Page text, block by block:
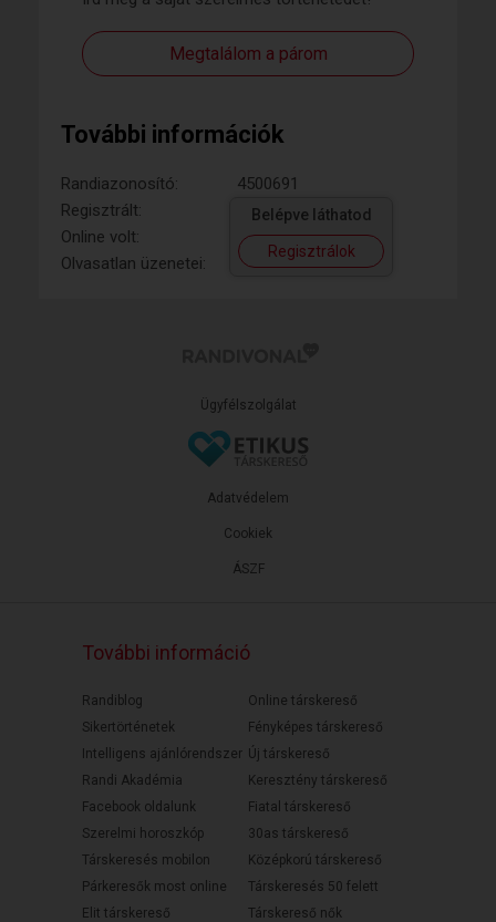
Megtalálom a párom
További információk
Randiazonosító:
4500691
Regisztrált:
Online volt:
Olvasatlan üzenetei:
Belépve láthatod
Regisztrálok
Ügyfélszolgálat
ÁSZF
Adatvédelem
Cookiek
További információ
Randiblog
Sikertörténetek
Intelligens ajánlórendszer
Randi Akadémia
Facebook oldalunk
Szerelmi horoszkóp
Társkeresés mobilon
Párkeresők most online
Elit társkereső
Online társkereső
Fényképes társkereső
Új társkereső
Keresztény társkereső
Fiatal társkereső
30as társkereső
Középkorú társkereső
Társkeresés 50 felett
Társkereső nők